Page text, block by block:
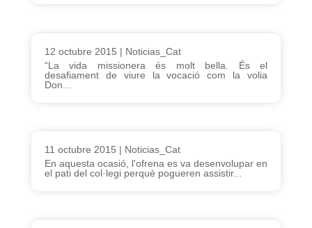
12 octubre 2015 | Noticias_Cat
“La vida missionera és molt bella. És el
desafiament de viure la vocació com la volia
Don...
11 octubre 2015 | Noticias_Cat
En aquesta ocasió, l'ofrena es va desenvolupar en
el pati del col·legi perquè pogueren assistir...